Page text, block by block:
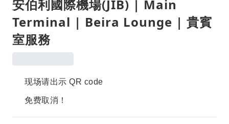
安伯利國際機場(JIB) | Main
Terminal | Beira Lounge | 貴賓
室服務
现场请出示 QR code
免费取消！